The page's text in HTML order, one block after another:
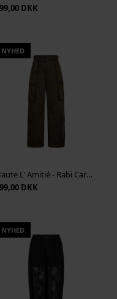
DKK
NYHED
Haute L' Amitié - Rabi Cargo Pocket Pant - Army
DKK
NYHED